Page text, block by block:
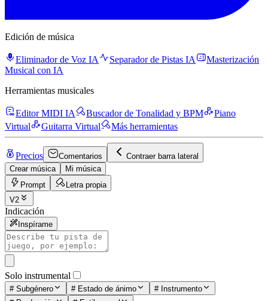
Edición de música
Eliminador de Voz IA Separador de Pistas IA
Masterización
Musical con IA
Herramientas musicales
Editor MIDI IA Buscador de Tonalidad y BPM
Piano
Virtual
Guitarra Virtual Más herramientas
Precios Comentarios
Contraer barra lateral
Crear música
Mi música
Prompt
Letra propia
V2
Indicación
Inspírame
Solo instrumental
# Subgénero # Estado de ánimo # Instrumento